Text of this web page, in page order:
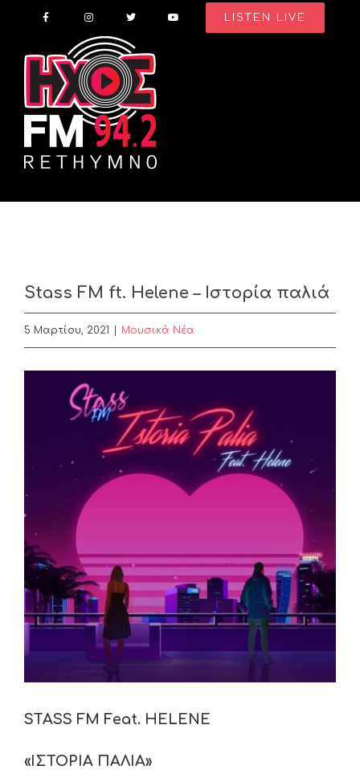
content
LISTEN LIVE
Stass FM ft. Helene – Ιστορία παλιά
5 Μαρτίου, 2021 Μουσικά Νέα
Larger
STASS FM Feat. HELENE
«ΙΣΤΟΡΙΑ ΠΑΛΙΑ»